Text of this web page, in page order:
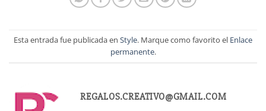
Esta entrada fue publicada en Style. Marque como favorito el Enlace
permanente.
REGALOS.CREATIVO@GMAIL.COM